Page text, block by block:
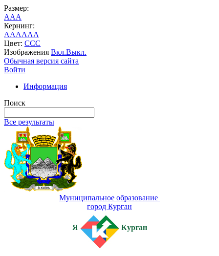
Размер:
AAA
Кернинг:
AAAAAA
Цвет: CCC
Изображения Вкл.Выкл.
Обычная версия сайта
Войти
Информация
Поиск
Все результаты
Муниципальное образование
город Курган
Я Курган